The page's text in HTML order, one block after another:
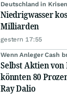
Deutschland in
Niedrigwasser
Milliarden
gestern 17:55
Wenn Anleger Cash
Selbst Aktien
könnten 80
Ray Dalio